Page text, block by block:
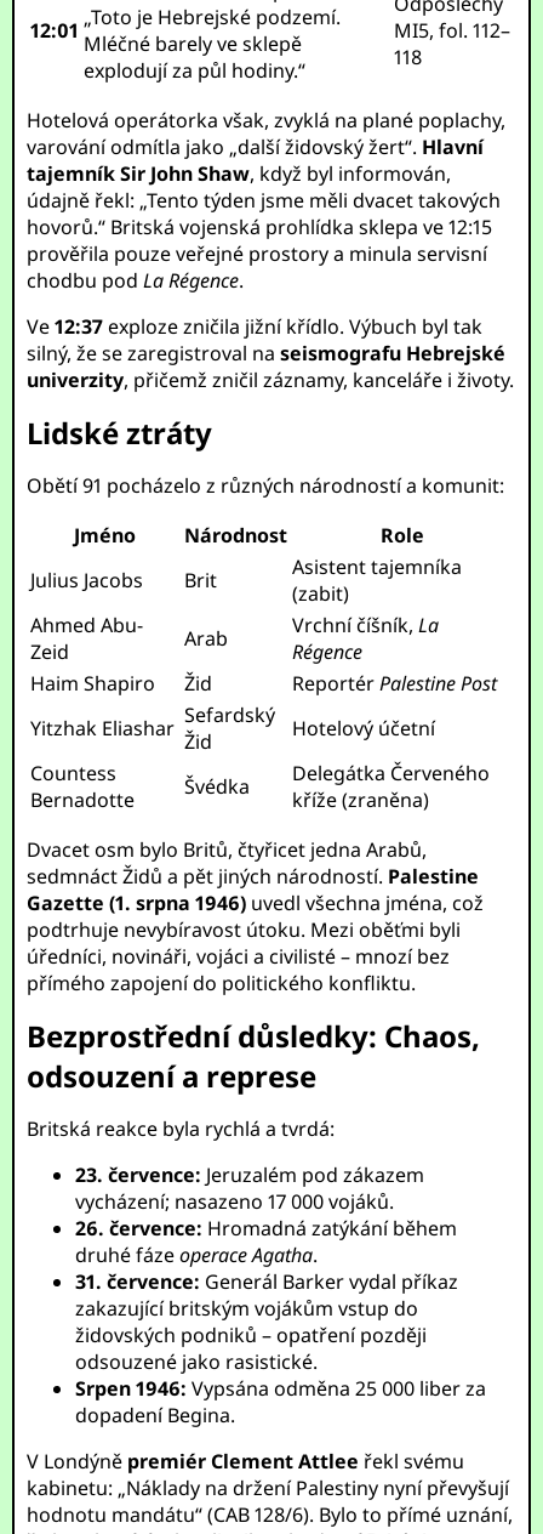
12:01 „Toto je Hebrejské podzemí.
Mléčné barely ve sklepě
explodují za půl hodiny.“
MI5, fol. 112–
118
Hotelová operátorka však, zvyklá na plané poplachy,
varování odmítla jako „další židovský žert“. Hlavní
tajemník Sir John Shaw, když byl informován,
údajně řekl: „Tento týden jsme měli dvacet takových
hovorů.“ Britská vojenská prohlídka sklepa ve 12:15
prověřila pouze veřejné prostory a minula servisní
chodbu podLa Régence.
Ve12:37exploze zničila jižní křídlo. Výbuch byl tak
silný, že se zaregistroval naseismografu Hebrejské
univerzity, přičemž zničil záznamy, kanceláře i životy.
Lidské ztráty
Obětí 91 pocházelo z různých národností a komunit:
Jméno
Národnost
Role
Julius Jacobs
Brit
Asistent tajemníka
(zabit)
Ahmed Abu-
Zeid
Arab Vrchní číšník,La
Régence
Haim Shapiro
Žid ReportérPalestine Post
Yitzhak Eliashar Sefardský
Žid
Hotelový účetní
Countess
Bernadotte
Švédka
Delegátka Červeného
kříže (zraněna)
Dvacet osm bylo Britů, čtyřicet jedna Arabů,
sedmnáct Židů a pět jiných národností. Palestine
Gazette (1. srpna 1946) uvedl všechna jména, což
podtrhuje nevybíravost útoku. Mezi oběťmi byli
úředníci, novináři, vojáci a civilisté – mnozí bez
přímého zapojení do politického konfliktu.
Bezprostřední důsledky: Chaos,
odsouzení a represe
Britská reakce byla rychlá a tvrdá:
23. července: Jeruzalém pod zákazem
vycházení; nasazeno 17 000 vojáků.
26. července: Hromadná zatýkání během
druhé fázeoperace Agatha.
31. července: Generál Barker vydal příkaz
zakazující britským vojákům vstup do
židovských podniků – opatření později
odsouzené jako rasistické.
Srpen 1946: Vypsána odměna 25 000 liber za
dopadení Begina.
V Londýně premiér Clement Attlee řekl svému
kabinetu: „Náklady na držení Palestiny nyní převyšují
hodnotu mandátu“ (CAB 128/6). Bylo to přímé uznání,